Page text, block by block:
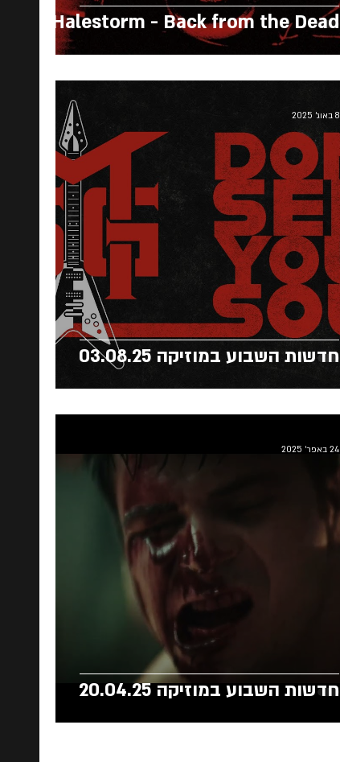
Halestorm - Back from the Dead
חדשות השבוע במוזיקה 03.08.25
8 באוג׳ 2025
חדשות השבוע במוזיקה 20.04.25
24 באפר׳ 2025